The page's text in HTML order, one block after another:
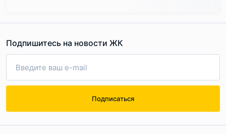
Подпишитесь на новости ЖК
Подписаться